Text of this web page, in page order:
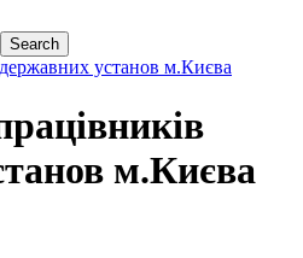
м.Києва